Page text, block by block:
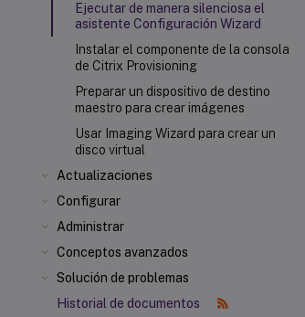
Ejecutar de manera silenciosa el
asistente Configuración Wizard
Instalar el componente de la consola
de Citrix Provisioning
Preparar un dispositivo de destino
maestro para crear imágenes
Usar Imaging Wizard para crear un
disco virtual
Actualizaciones
Configurar
Administrar
Conceptos avanzados
Solución de problemas
Historial de documentos